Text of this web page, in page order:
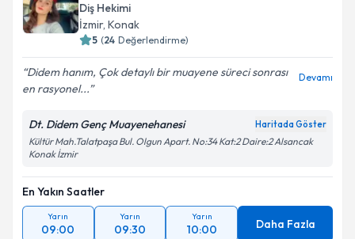
Diş Hekimi
İzmir, Konak
5 (24 Değerlendirme)
Didem hanım, Çok detaylı bir muayene süreci sonrası
en rasyonel...
Devamı
Dt. Didem Genç Muayenehanesi Haritada Göster
Kültür Mah.Talatpaşa Bul. Olgun Apart. No:34 Kat:2 Daire:2 Alsancak
Konak İzmir
En Yakın Saatler
Yarın
09:00
Yarın
09:30
Yarın
10:00 Daha Fazla